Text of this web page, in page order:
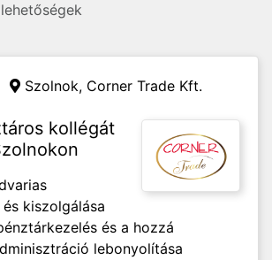
Szolnok, Corner Trade Kft.
kollégát
kiszolgálása
és a hozzá
lebonyolítása